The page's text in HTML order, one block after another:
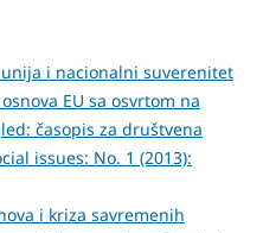
unija i nacionalni suverenitet
EU sa osvrtom na
časopis za društvena
issues: No. 1 (2013):
i kriza savremenih